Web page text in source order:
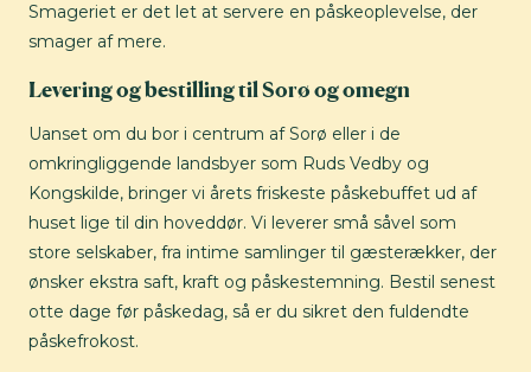
Smageriet er det let at servere en påskeoplevelse, der
smager af mere.
Levering og bestilling til Sorø og omegn
Uanset om du bor i centrum af Sorø eller i de
omkringliggende landsbyer som Ruds Vedby og
Kongskilde, bringer vi årets friskeste påskebuffet ud af
huset lige til din hoveddør. Vi leverer små såvel som
store selskaber, fra intime samlinger til gæsterækker, der
ønsker ekstra saft, kraft og påskestemning. Bestil senest
otte dage før påskedag, så er du sikret den fuldendte
påskefrokost.